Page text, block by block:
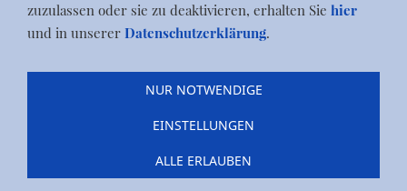
Blog|Termine|Zum ...|Dorfleben|Geschichte|
Jobs|Kontakt|Dies & Das
Newsletter abmelden
zuzulassen oder sie zu deaktivieren, erhalten Sie hier
und in unserer Datenschutzerklärung.
NUR NOTWENDIGE
EINSTELLUNGEN
ALLE ERLAUBEN